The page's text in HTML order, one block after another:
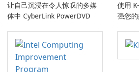
让自己沉浸在令人惊叹的多媒
体中 CyberLink PowerDVD
使用
强您的